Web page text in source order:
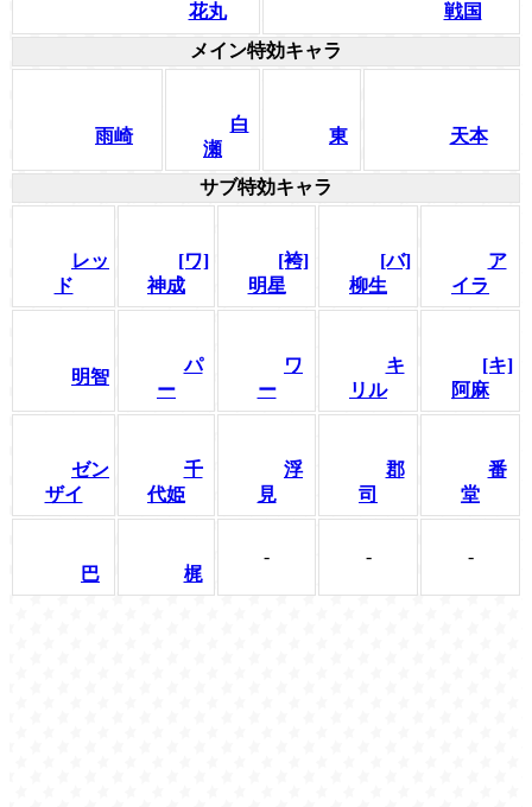
花丸
戦国
メイン特効キャラ
雨崎
白
瀬
東 天本
サブ特効キャラ
レッ
ド
[ワ]
神成
[袴]
明星
[バ]
柳生
ア
イラ
明智
パ
ー
ワ
ー
キ
リル
[キ]
阿麻
ゼン
ザイ
千
代姫
浮
見
郡
司
番
堂
巴 梶
- - -